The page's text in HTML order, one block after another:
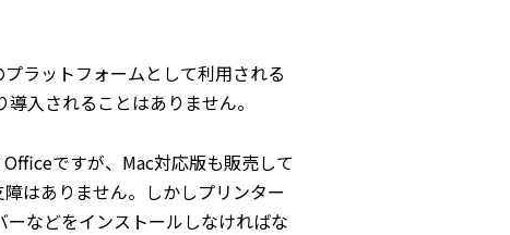
ラットフォームとして利用される
入されることはありません。
ですが、Mac対応版も販売して
はありません。しかしプリンター
などをインストールしなければな